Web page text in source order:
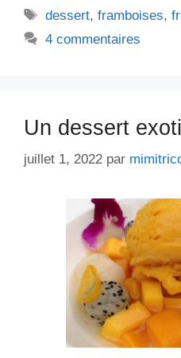
Étiquettes
dessert,framboises,
4 commentaires
Un dessert
juillet 1, 2022 par